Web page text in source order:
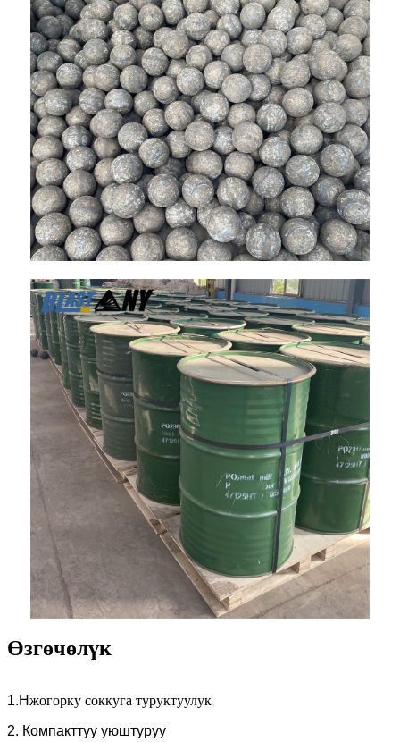
Өзгөчөлүк
1.Hжогорку соккуга туруктуулук
2. Компакттуу уюштуруу